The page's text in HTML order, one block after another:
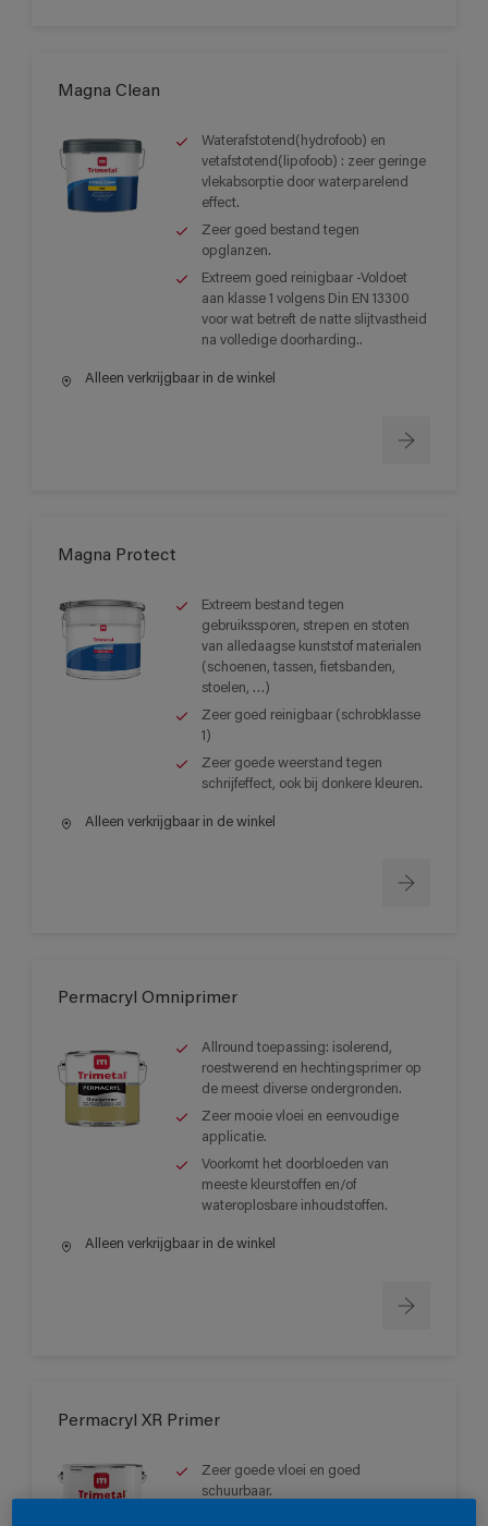
Magna Clean
Waterafstotend(hydrofoob) en
vetafstotend(lipofoob) : zeer geringe
vlekabsorptie door waterparelend
effect.
Zeer goed bestand tegen
opglanzen.
Extreem goed reinigbaar -Voldoet
aan klasse 1 volgens Din EN 13300
voor wat betreft de natte slijtvastheid
na volledige doorharding..
Alleen verkrijgbaar in de winkel
Magna Protect
Extreem bestand tegen
gebruikssporen, strepen en stoten
van alledaagse kunststof materialen
(schoenen, tassen, fietsbanden,
stoelen, …)
Zeer goed reinigbaar (schrobklasse
1)
Zeer goede weerstand tegen
schrijfeffect, ook bij donkere kleuren.
Alleen verkrijgbaar in de winkel
Permacryl Omniprimer
Allround toepassing: isolerend,
roestwerend en hechtingsprimer op
de meest diverse ondergronden.
Zeer mooie vloei en eenvoudige
applicatie.
Voorkomt het doorbloeden van
meeste kleurstoffen en/of
wateroplosbare inhoudstoffen.
Alleen verkrijgbaar in de winkel
Permacryl XR Primer
Zeer goede vloei en goed
schuurbaar.